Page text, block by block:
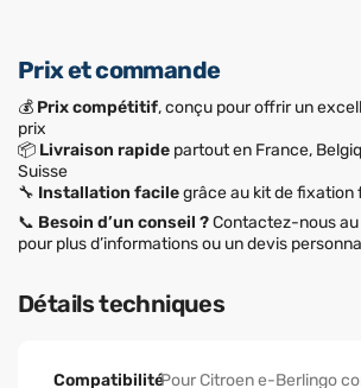
Prix et commande
💰 Prix compétitif, conçu pour offrir un
prix
📦 Livraison rapide partout en France,
Suisse
🔧 Installation facilegrâce au kit de fixation
📞 Besoin d’un conseil ?Contactez-nous
pour plus d’informations ou un devis
Détails techniques
CompatibilitéPour Citroen e-Berlingo